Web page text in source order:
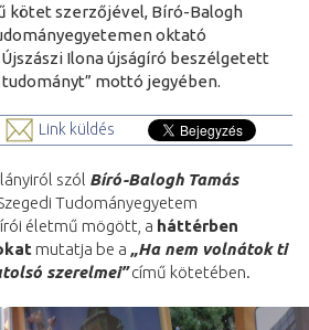
kötet szerzőjével, Bíró-Balogh
oktató
Ilona újságíró beszélgetett
tudományt” mottó jegyében.
Link küldés
szól Bíró-Balogh Tamás
Tudományegyetem
életmű mögött, a háttérben
mutatja be a „Ha nem volnátok ti
szerelmei”című kötetében.